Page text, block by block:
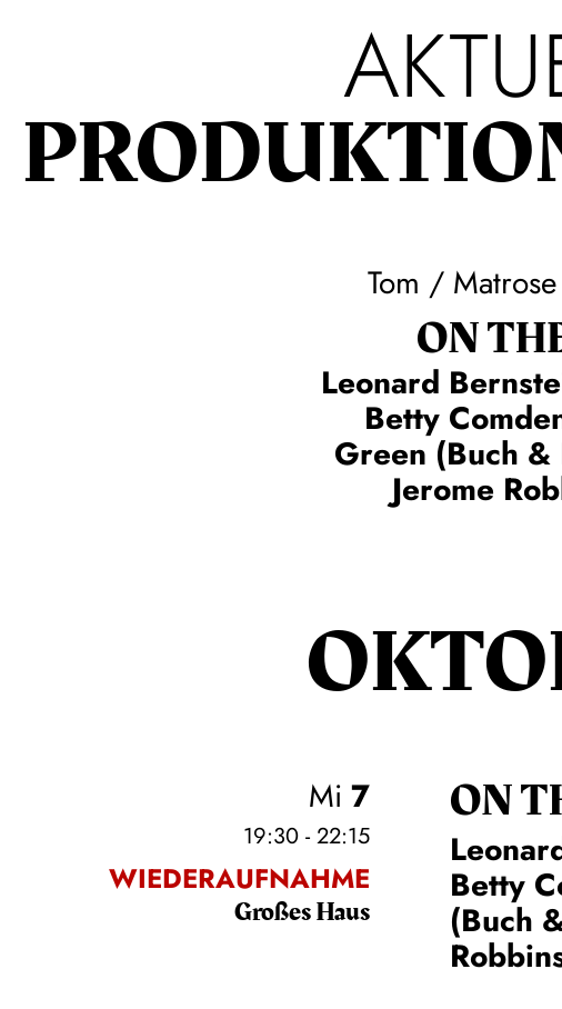
Tom /
ON
Leonard
Betty
Green (Buch
Jerome
Mi 7
19:30 - 22:15
WIEDERAUFNAHME
Großes Haus
ON
Betty
(Buch